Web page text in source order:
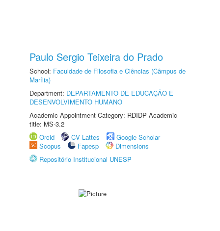
Paulo Sergio Teixeira do Prado
School: Faculdade de Filosofia e Ciências (Câmpus de
Marília)
Department: DEPARTAMENTO DE EDUCAÇÃO E
DESENVOLVIMENTO HUMANO
Academic Appointment Category: RDIDP Academic
title: MS-3.2
Orcid
CV Lattes
Google Scholar
Scopus
Fapesp
Dimensions
Repositório Institucional UNESP